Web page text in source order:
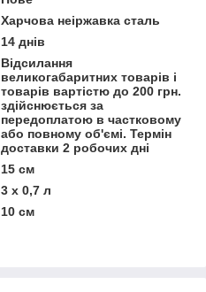
Харчова неіржавка сталь
14 днів
Відсилання
великогабаритних товарів і
товарів вартістю до 200 грн.
здійснюється за
передоплатою в частковому
або повному об'ємі. Термін
доставки 2 робочих дні
15 см
3 х 0,7 л
10 см